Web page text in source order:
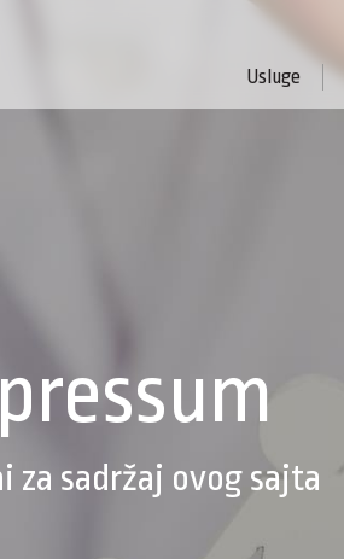
Usluge
za sadržaj ovog sajta